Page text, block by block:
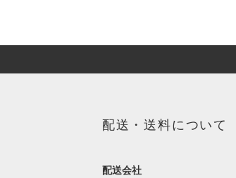
配送・送料について
配送会社